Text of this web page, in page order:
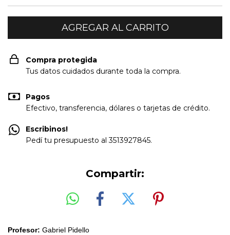
Compra protegida
Tus datos cuidados durante toda la compra.
Pagos
Efectivo, transferencia, dólares o tarjetas de crédito.
Escribinos!
Pedí tu presupuesto al 3513927845.
Compartir:
Profesor: Gabriel Pidello